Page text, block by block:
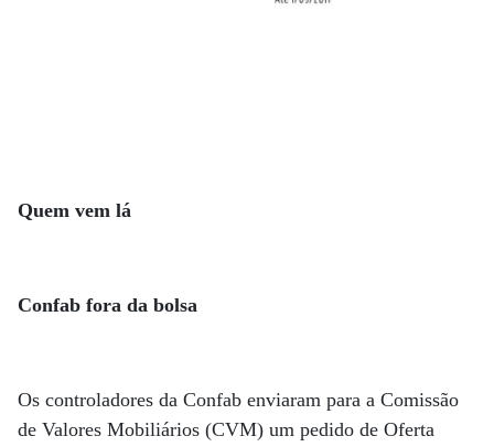
Quem vem lá
Confab fora da bolsa
Os controladores da Confab enviaram para a Comissão
de Valores Mobiliários (CVM) um pedido de Oferta